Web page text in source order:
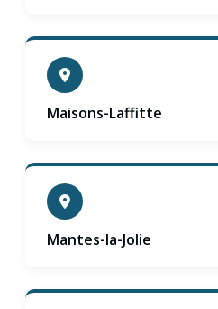
Maisons-Laffitte
Mantes-la-Jolie